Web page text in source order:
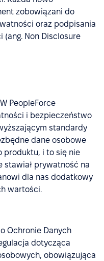
zobowiązani do
oraz podpisania
(ang. Non Disclosure
PeopleForce
i bezpieczeństwo
standardy
dane osobowe
produktu, i to się nie
stawiał prywatność na
dla nas dodatkowy
wartości.
Ochronie Danych
dotycząca
obowiązująca